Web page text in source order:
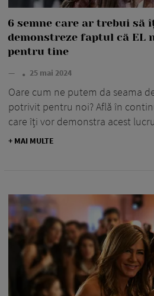
6 semne care ar trebui să
demonstreze faptul că EL
pentru tine
— 25 mai 2024
Oare cum ne putem da seama
potrivit pentru noi? Află în
care îți vor demonstra acest
+ MAI MULTE